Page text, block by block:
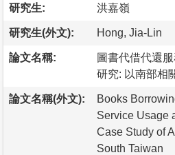
研究生: 洪嘉嶺
研究生(外文): Hong, Jia-Lin
論文名稱:
圖書代借代還
研究: 以南部相
論文名稱(外文):
Books
Service Usage
Case Study of
South Taiwan